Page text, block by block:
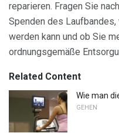
reparieren. Fragen Sie
Spenden des
werden kann und ob Sie
ordnungsgemäße
Related Content
Wie man
GEHEN